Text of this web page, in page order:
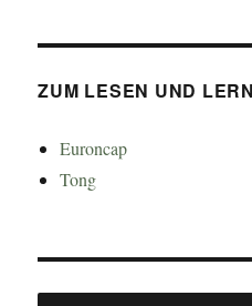
ZUM LESEN UND
Euroncap
Tong